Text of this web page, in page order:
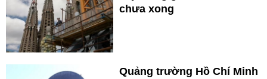
chưa xong
Quảng trường Hồ Chí Minh